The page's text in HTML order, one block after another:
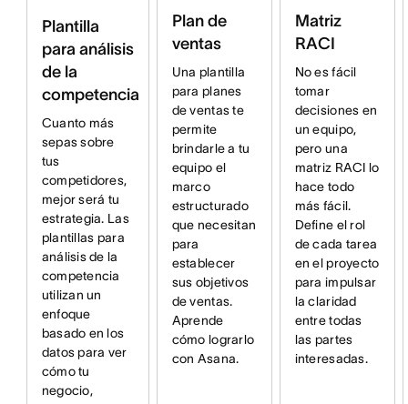
Plantilla
para análisis
de la
competencia
Cuanto más
sepas sobre
tus
competidores,
mejor será tu
estrategia. Las
plantillas para
análisis de la
competencia
utilizan un
enfoque
basado en los
datos para ver
cómo tu
negocio,
Plan de
ventas
Una plantilla
para planes
de ventas te
permite
brindarle a tu
equipo el
marco
estructurado
que necesitan
para
establecer
sus objetivos
de ventas.
Aprende
cómo lograrlo
con Asana.
Matriz
RACI
No es fácil
tomar
decisiones en
un equipo,
pero una
matriz RACI lo
hace todo
más fácil.
Define el rol
de cada tarea
en el proyecto
para impulsar
la claridad
entre todas
las partes
interesadas.